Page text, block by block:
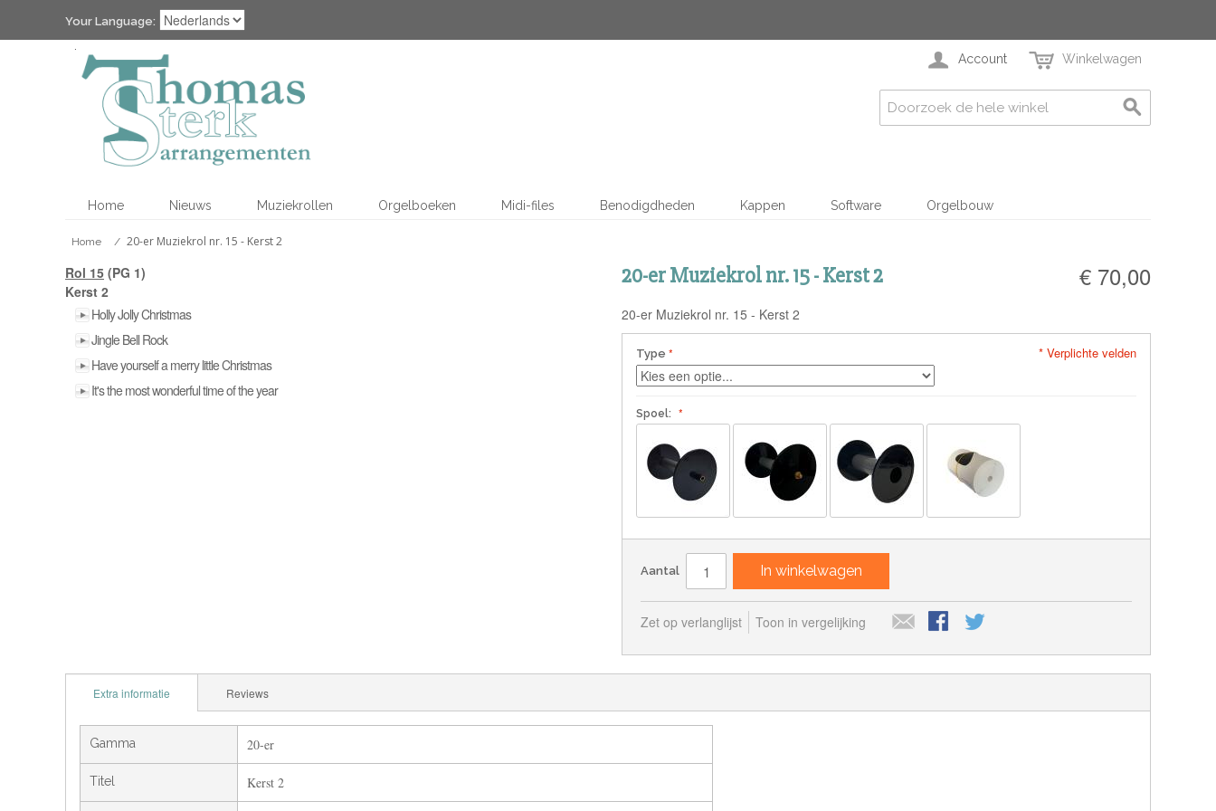
Your Language:
Account Winkelwagen
Home Nieuws Muziekrollen Orgelboeken Midi-files Benodigdheden Kappen Software Orgelbouw
Home / 20-er Muziekrol nr. 15 - Kerst 2
Rol 15 (PG 1)
Kerst 2
Holly Jolly Christmas
Jingle Bell Rock
Have yourself a merry little Christmas
It's the most wonderful time of the year
20-er Muziekrol nr. 15 - Kerst 2 € 70,00
20-er Muziekrol nr. 15 - Kerst 2
Type
Spoel:
* Verplichte velden
Aantal In winkelwagen
Zet op verlanglijst Toon in vergelijking
Extra informatie Reviews
Gamma 20-er
Titel Kerst 2